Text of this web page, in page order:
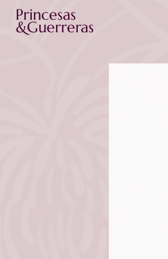
Princesas
&Guerreras